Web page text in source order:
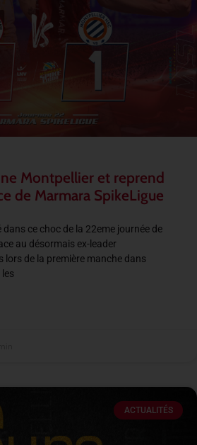
Montpellier et reprend
de Marmara SpikeLigue
dans ce choc de la 22eme journée de
au désormais ex-leader
lors de la première manche dans
ACTUALITÉS